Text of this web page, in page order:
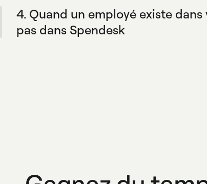
elles sont automatiquement synchronisées dans
4. Quand un employé existe dans
pas dans Spendesk